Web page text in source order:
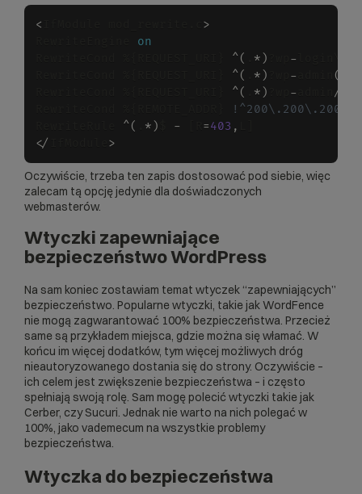
<
>
on
^( * ) -
^( * ) - (
^( * ) - /
^( * ) - =403 ,
</ >
Oczywiście, trzeba ten zapis dostosować pod siebie, więc
zalecam tą opcję jedynie dla doświadczonych
webmasterów.
Wtyczki zapewniające
bezpieczeństwo WordPress
Na sam koniec zostawiam temat wtyczek “zapewniających”
bezpieczeństwo. Popularne wtyczki, takie jak WordFence
nie mogą zagwarantować 100% bezpieczeństwa. Przecież
same są przykładem miejsca, gdzie można się włamać. W
końcu im więcej dodatków, tym więcej możliwych dróg
nieautoryzowanego dostania się do strony. Oczywiście –
ich celem jest zwiększenie bezpieczeństwa – i często
spełniają swoją rolę. Sam mogę polecić wtyczki takie jak
Cerber, czy Sucuri. Jednak nie warto na nich polegać w
100%, jako vademecum na wszystkie problemy
bezpieczeństwa.
Wtyczka do bezpieczeństwa